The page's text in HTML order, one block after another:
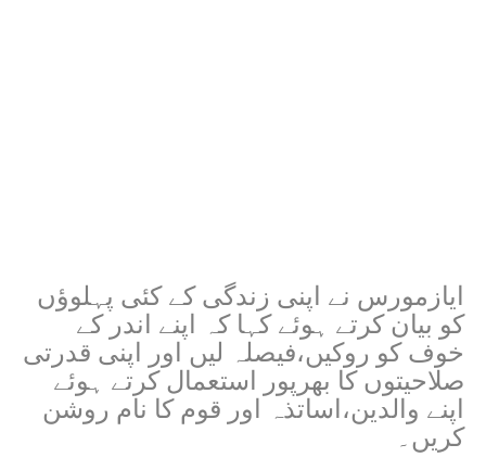
ایازمورس نے اپنی زندگی کے کئی پہلوؤں
کو بیان کرتے ہوئے کہا کہ اپنے اندر کے
خوف کو روکیں،فیصلہ لیں اور اپنی قدرتی
صلاحیتوں کا بھرپور استعمال کرتے ہوئے
اپنے والدین،اساتذہ اور قوم کا نام روشن
کریں۔